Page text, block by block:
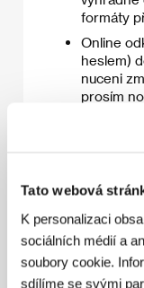
Tato webová
K personalizaci
sociálních médií a
soubory cookie.
sdílíme se svými
formáty
Online
heslem)
nuceni
prosím